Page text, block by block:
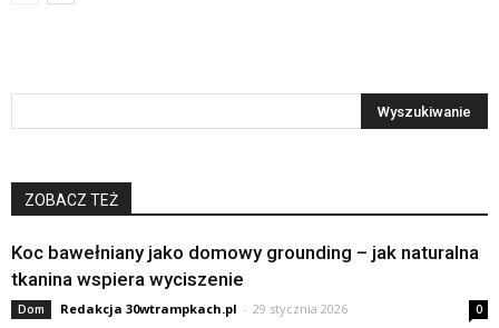
ZOBACZ TEŻ
Koc bawełniany jako domowy grounding – jak naturalna
tkanina wspiera wyciszenie
Dom Redakcja 30wtrampkach.pl - 29 stycznia 2026 0